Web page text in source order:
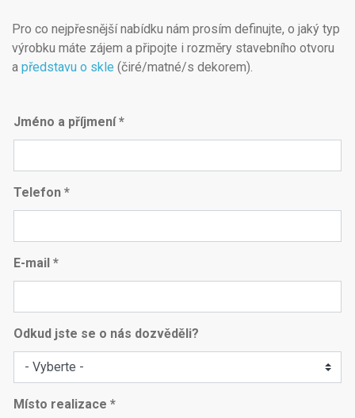
Pro co nejpřesnější nabídku nám prosím definujte, o jaký typ
výrobku máte zájem a připojte i rozměry stavebního otvoru
a představu o skle (čiré/matné/s dekorem).
Jméno a příjmení *
Telefon *
E-mail *
Odkud jste se o nás dozvěděli?
Místo realizace *